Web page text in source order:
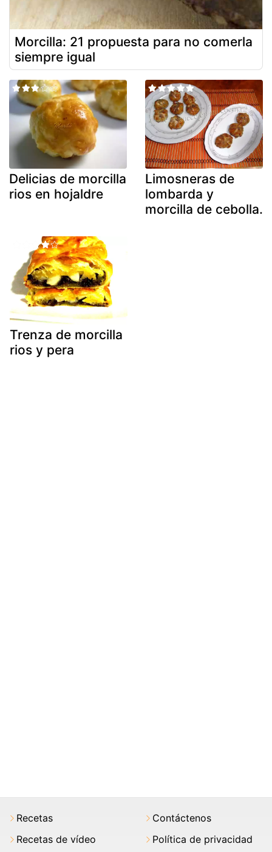
Morcilla: 21 propuesta para no comerla
siempre igual
Delicias de morcilla
rios en hojaldre
Limosneras de
lombarda y
morcilla de cebolla.
Trenza de morcilla
rios y pera
Recetas
Recetas de vídeo
Contáctenos
Política de privacidad